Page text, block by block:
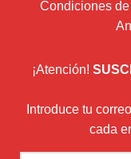
Condiciones
¡Atención!
Introduce tu
cada